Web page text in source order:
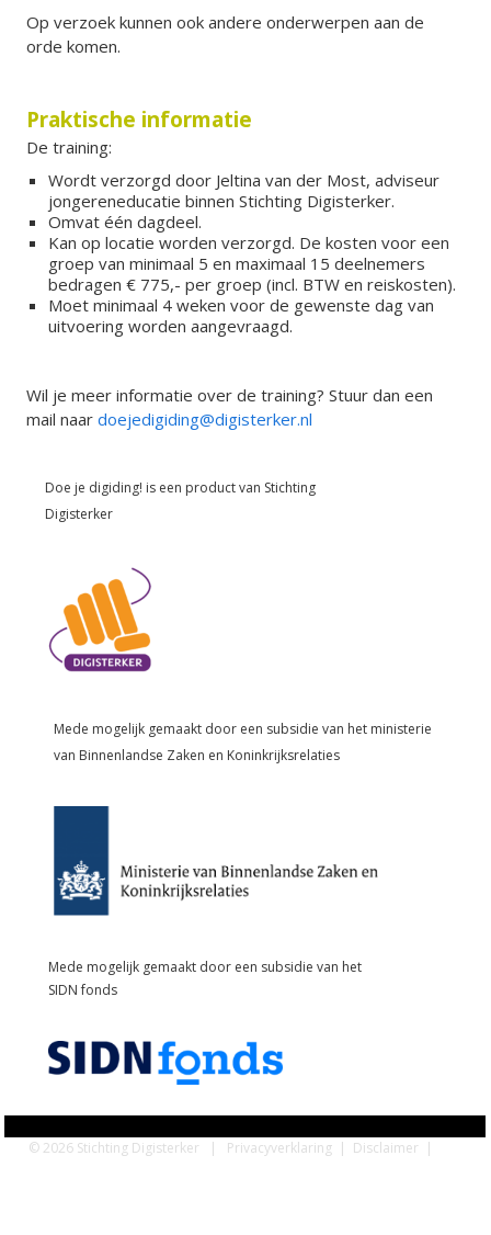
Op verzoek kunnen ook andere onderwerpen aan de
orde komen.
Praktische informatie
De training:
Wordt verzorgd door Jeltina van der Most, adviseur
jongereneducatie binnen Stichting Digisterker.
Omvat één dagdeel.
Kan op locatie worden verzorgd. De kosten voor een
groep van minimaal 5 en maximaal 15 deelnemers
bedragen € 775,- per groep (incl. BTW en reiskosten).
Moet minimaal 4 weken voor de gewenste dag van
uitvoering worden aangevraagd.
Wil je meer informatie over de training? Stuur dan een
mail naardoejedigiding@digisterker.nl
Doe je digiding! is een product van Stichting
Digisterker
Mede mogelijk gemaakt door een subsidie van het ministerie
van Binnenlandse Zaken en Koninkrijksrelaties
Mede mogelijk gemaakt door een subsidie van het
SIDN fonds
© 2026 Stichting Digisterker | Privacyverklaring | Disclaimer |